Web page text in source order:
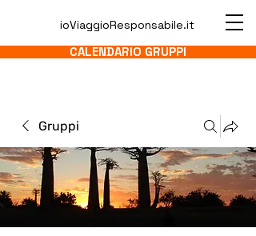
ioViaggioResponsabile.it
CALENDARIO GRUPPI
Gruppi